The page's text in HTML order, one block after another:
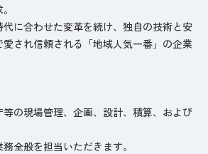
代に合わせた変革を続け、独自の技術と安
され信頼される「地域人気一番」の企業
の現場管理、企画、設計、積算、および
全般を担当いただきます。